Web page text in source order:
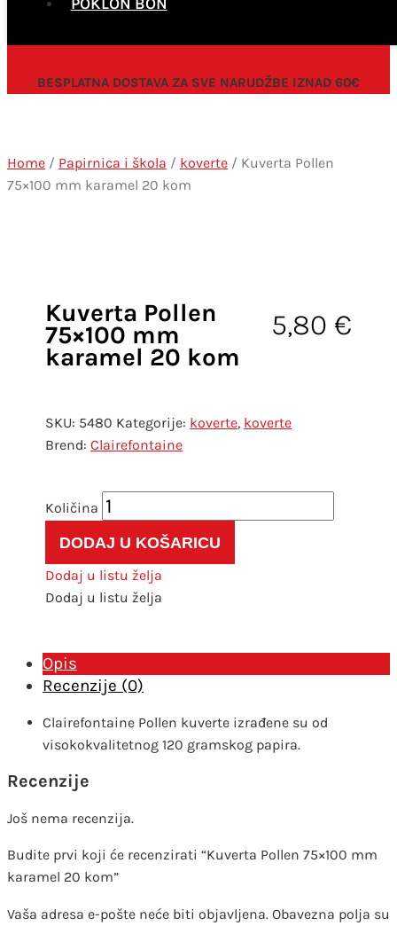
BESPLATNA DOSTAVA ZA SVE NARUDŽBE IZNAD 60€
Home / Papirnica i škola / koverte / Kuverta Pollen
75×100 mm karamel 20 kom
Kuverta Pollen
75×100 mm
karamel 20 kom
5,80 €
SKU: 5480 Kategorije: koverte, koverte
Clairefontaine
Kuverta
Pollen
75x100
mm
karamel
količina
DODAJ U KOŠARICU
Dodaj u listu želja
Dodaj u listu želja
Opis
Recenzije (0)
Clairefontaine Pollen kuverte izrađene su od
visokokvalitetnog 120 gramskog papira.
Recenzije
Još nema recenzija.
Budite prvi koji će recenzirati “Kuverta Pollen 75×100 mm
karamel 20 kom”
Vaša adresa e-pošte neće biti objavljena. Obavezna polja su